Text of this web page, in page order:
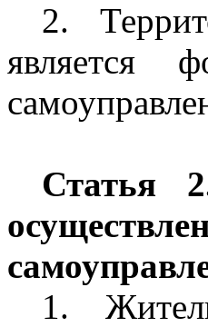
2.
является
Статья
1.